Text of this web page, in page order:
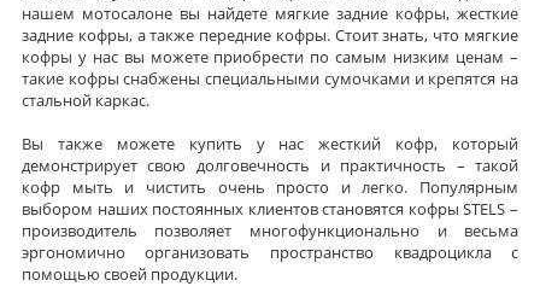
нашем мотосалоне вы найдете мягкие задние кофры, жесткие
задние кофры, а также передние кофры. Стоит знать, что мягкие
кофры у нас вы можете приобрести по самым низким ценам –
такие кофры снабжены специальными сумочками и крепятся на
стальной каркас.
Вы также можете купить у нас жесткий кофр, который
демонстрирует свою долговечность и практичность – такой
кофр мыть и чистить очень просто и легко. Популярным
выбором наших постоянных клиентов становятся кофры STELS –
производитель позволяет многофункционально и весьма
эргономично организовать пространство квадроцикла с
помощью своей продукции.